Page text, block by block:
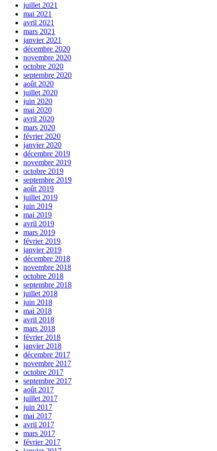
juillet 2021
mai 2021
avril 2021
mars 2021
janvier 2021
décembre 2020
novembre 2020
octobre 2020
septembre 2020
août 2020
juillet 2020
juin 2020
mai 2020
avril 2020
mars 2020
février 2020
janvier 2020
décembre 2019
novembre 2019
octobre 2019
septembre 2019
août 2019
juillet 2019
juin 2019
mai 2019
avril 2019
mars 2019
février 2019
janvier 2019
décembre 2018
novembre 2018
octobre 2018
septembre 2018
juillet 2018
juin 2018
mai 2018
avril 2018
mars 2018
février 2018
janvier 2018
décembre 2017
novembre 2017
octobre 2017
septembre 2017
août 2017
juillet 2017
juin 2017
mai 2017
avril 2017
mars 2017
février 2017